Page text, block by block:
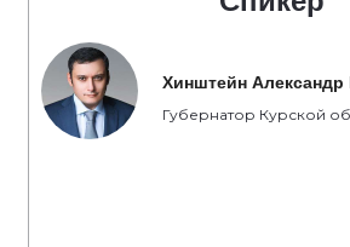
Хинштейн Александр
Губернатор Курской